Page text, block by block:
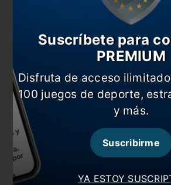
A su vez, afirma que el entrenador
se acabó la autogestión en el
la intención era
“terminar con
la plantilla”
. El medio, asegura que
terminó con Messi
YA ESTOY
Suscríbete para
PREMIUM
Disfruta de acceso
100 juegos de deporte,
y más.
Suscribirme